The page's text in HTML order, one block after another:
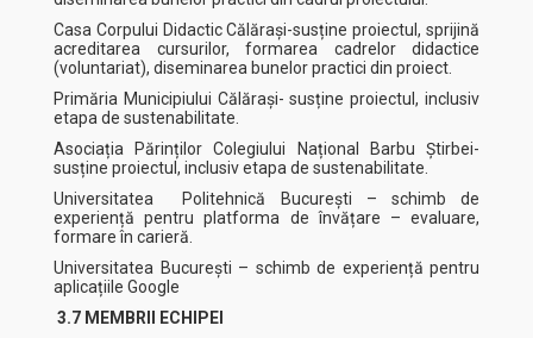
Casa Corpului Didactic Călărași-susține proiectul, sprijină
acreditarea cursurilor, formarea cadrelor didactice
(voluntariat), diseminarea bunelor practici din proiect.
Primăria Municipiului Călărași- susține proiectul, inclusiv
etapa de sustenabilitate.
Asociația Părinților Colegiului Național Barbu Știrbei-
susține proiectul, inclusiv etapa de sustenabilitate.
Universitatea Politehnică București – schimb de
experiență pentru platforma de învățare – evaluare,
formare în carieră.
Universitatea București – schimb de experiență pentru
aplicațiile Google
3.7 MEMBRII ECHIPEI